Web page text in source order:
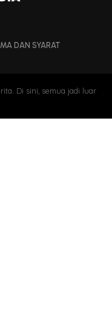
DAN SYARAT
Di sini, semua jadi luar